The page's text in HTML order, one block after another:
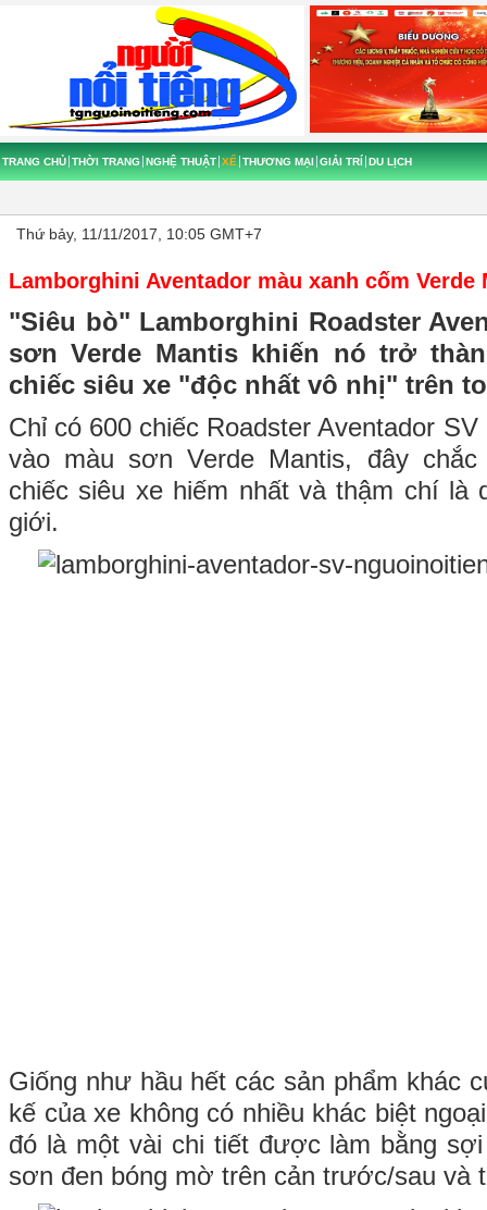
TRANG CHỦ THỜI TRANG NGHỆ THUẬT XẾ THƯƠNG MẠI GIẢI TRÍ DU LỊCH
Thứ bảy, 11/11/2017, 10:05 GMT+7
Lamborghini Aventador màu xanh cốm
"Siêu bò" Lamborghini Roadster
sơn Verde Mantis khiến nó trở
chiếc siêu xe "độc nhất vô nhị" trên
Chỉ có 600 chiếc Roadster Aventador
vào màu sơn Verde Mantis, đây
chiếc siêu xe hiếm nhất và thậm chí là
giới.
Giống như hầu hết các sản phẩm khác
kế của xe không có nhiều khác biệt
đó là một vài chi tiết được làm bằng
sơn đen bóng mờ trên cản trước/sau và